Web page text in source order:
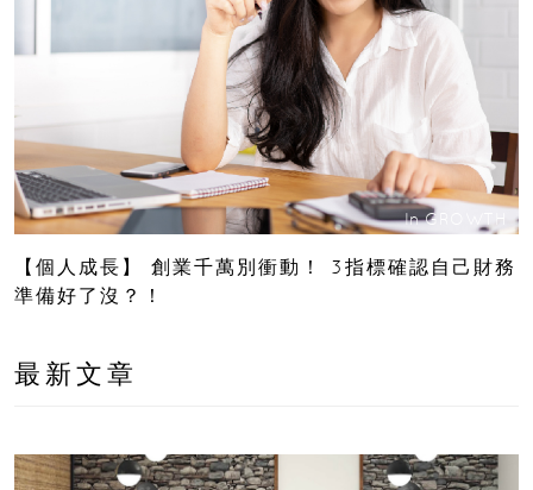
In GROWTH
【個人成長】 創業千萬別衝動！ 3指標確認自己財務
準備好了沒？！
最新文章